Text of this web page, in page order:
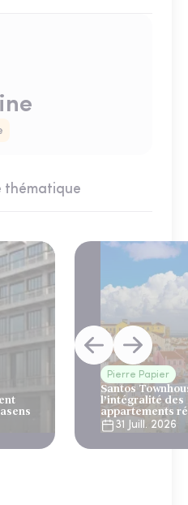
thématique
Pierre Papier
Santos
l’intégralité des
appartements
Lisbonne
31 Juill. 2026